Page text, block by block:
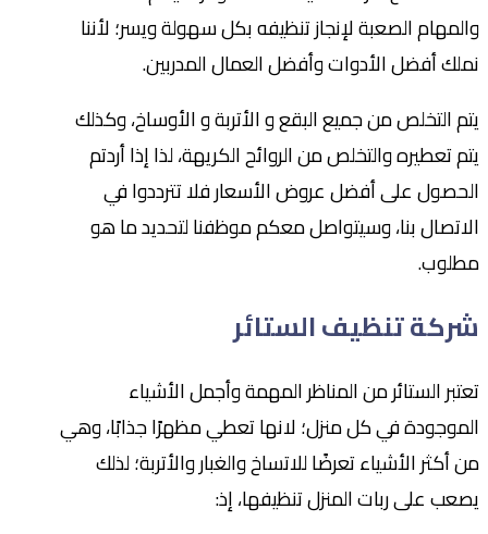
والمهام الصعبة لإنجاز تنظيفه بكل سهولة ويسر؛ لأننا
نملك أفضل الأدوات وأفضل العمال المدربين.
يتم التخلص من جميع البقع و الأتربة و الأوساخ، وكذلك
يتم تعطيره والتخلص من الروائح الكريهة، لذا إذا أردتم
الحصول على أفضل عروض الأسعار فلا تترددوا في
الاتصال بنا، وسيتواصل معكم موظفنا لتحديد ما هو
مطلوب.
شركة تنظيف الستائر
تعتبر الستائر من المناظر المهمة وأجمل الأشياء
الموجودة في كل منزل؛ لانها تعطي مظهرًا جذابًا، وهي
من أكثر الأشياء تعرضًا للاتساخ والغبار والأتربة؛ لذلك
يصعب على ربات المنزل تنظيفها، إذ: